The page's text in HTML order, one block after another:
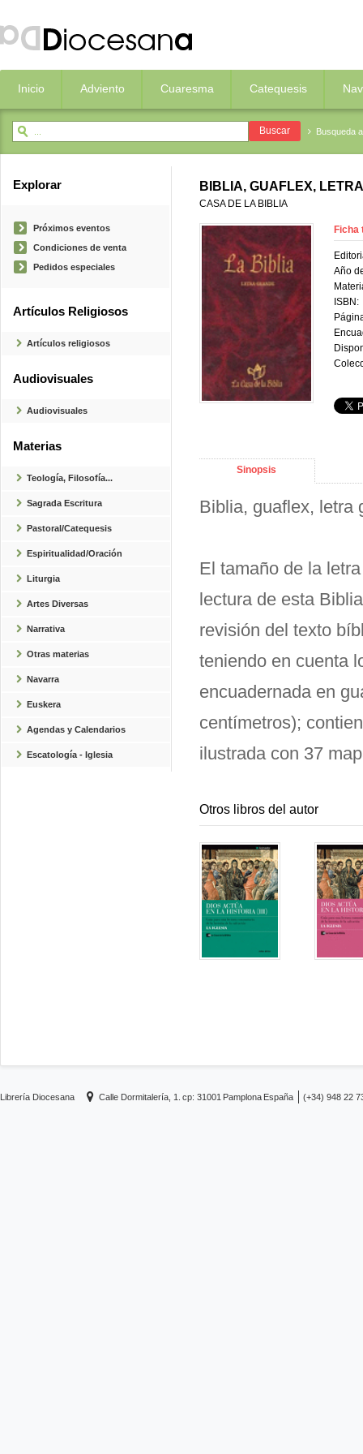
Inicio Adviento Cuaresma Catequesis
Busqueda
Explorar
Próximos eventos
Condiciones de venta
Pedidos especiales
Artículos Religiosos
Artículos religiosos
Audiovisuales
Audiovisuales
Materias
Teología, Filosofía...
Sagrada Escritura
Pastoral/Catequesis
Espiritualidad/Oración
Liturgia
Artes Diversas
Narrativa
Otras materias
Navarra
Euskera
Agendas y Calendarios
Escatología - Iglesia
BIBLIA, GUAFLEX,
CASA DE LA BIBLIA
Ficha
Año
ISBN:
Sinopsis
Biblia, guaflex, letra
El tamaño de la
lectura de esta
revisión del texto
teniendo en cuenta
encuadernada en
centímetros);
ilustrada con 37
Otros libros del autor
Librería Diocesana Calle Dormitalería, 1. cp: 31001 Pamplona España (+34) 948 22